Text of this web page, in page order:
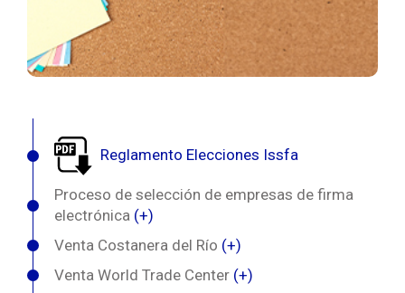
Reglamento Elecciones Issfa
Proceso de selección de empresas de firma
electrónica (+)
Venta Costanera del Río (+)
Venta World Trade Center (+)